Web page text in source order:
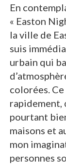
En
« Easton
la ville de
suis
urbain qui
colorées.
rapidement,
pourtant
maisons et
mon
personnes